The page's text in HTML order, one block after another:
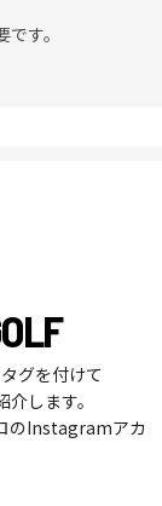
です。
グを付けて
します。
のInstagramアカ